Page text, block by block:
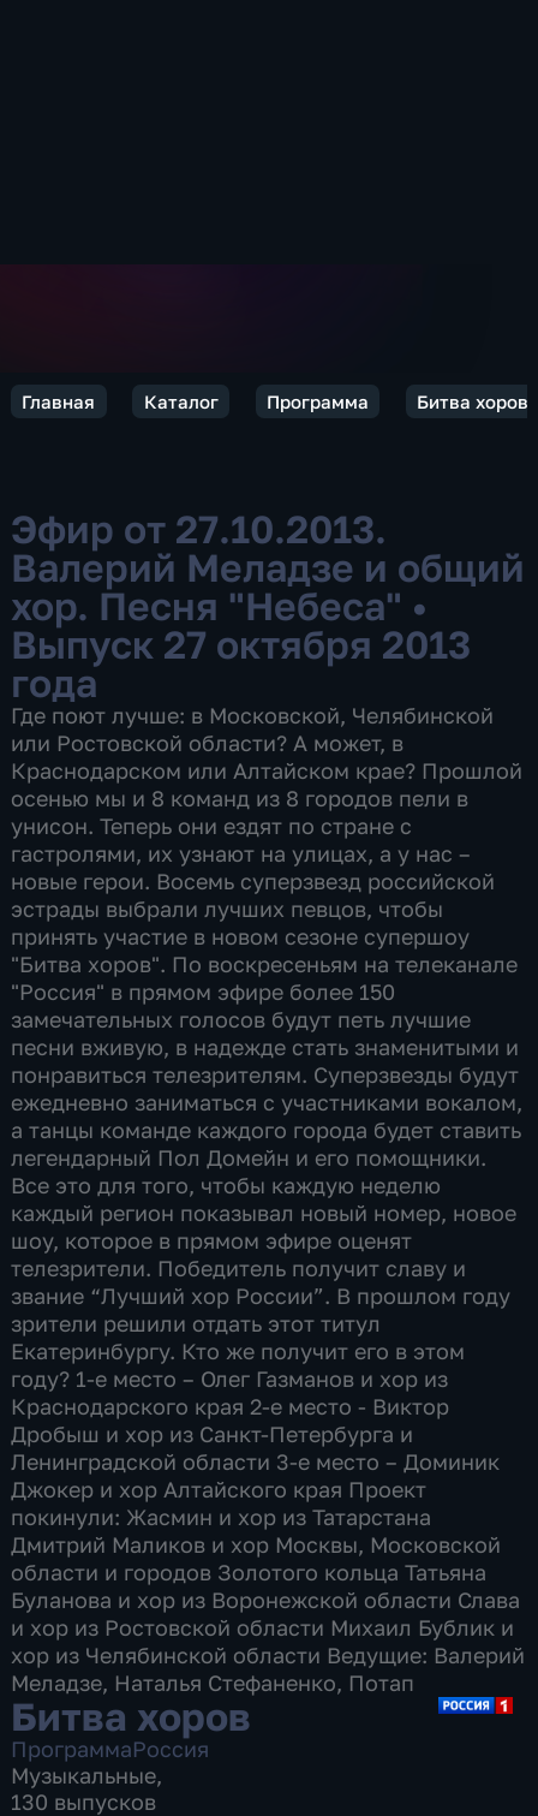
Главная Каталог Программа Битва хоров
Эфир от 27.10.2013.
Валерий Меладзе и общий
хор. Песня "Небеса" •
Выпуск 27 октября 2013
года
Где поют лучше: в Московской, Челябинской
или Ростовской области? А может, в
Краснодарском или Алтайском крае? Прошлой
осенью мы и 8 команд из 8 городов пели в
унисон. Теперь они ездят по стране с
гастролями, их узнают на улицах, а у нас –
новые герои. Восемь суперзвезд российской
эстрады выбрали лучших певцов, чтобы
принять участие в новом сезоне супершоу
"Битва хоров". По воскресеньям на телеканале
"Россия" в прямом эфире более 150
замечательных голосов будут петь лучшие
песни вживую, в надежде стать знаменитыми и
понравиться телезрителям. Суперзвезды будут
ежедневно заниматься с участниками вокалом,
а танцы команде каждого города будет ставить
легендарный Пол Домейн и его помощники.
Все это для того, чтобы каждую неделю
каждый регион показывал новый номер, новое
шоу, которое в прямом эфире оценят
телезрители. Победитель получит славу и
звание “Лучший хор России”. В прошлом году
зрители решили отдать этот титул
Екатеринбургу. Кто же получит его в этом
году? 1-е место – Олег Газманов и хор из
Краснодарского края 2-е место - Виктор
Дробыш и хор из Санкт-Петербурга и
Ленинградской области 3-е место – Доминик
Джокер и хор Алтайского края Проект
покинули: Жасмин и хор из Татарстана
Дмитрий Маликов и хор Москвы, Московской
области и городов Золотого кольца Татьяна
Буланова и хор из Воронежской области Слава
и хор из Ростовской области Михаил Бублик и
хор из Челябинской области Ведущие: Валерий
Меладзе, Наталья Стефаненко, Потап
Битва хоров
ПрограммаРоссия
Музыкальные,
130 выпусков